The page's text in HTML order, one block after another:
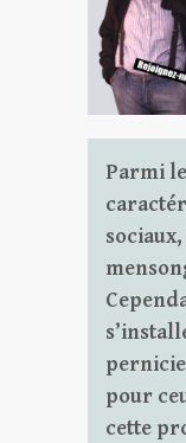
Parmi
pour
cette